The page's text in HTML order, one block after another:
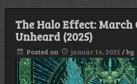
The Halo Effect: March
Unheard (2025)
Posted on január 14, 2025 /by